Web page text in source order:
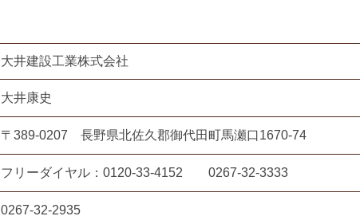
大井建設工業株式会社
大井康史
〒389-0207 長野県北佐久郡御代田町馬瀬口1670-74
フリーダイヤル：0120-33-4152 0267-32-3333
0267-32-2935